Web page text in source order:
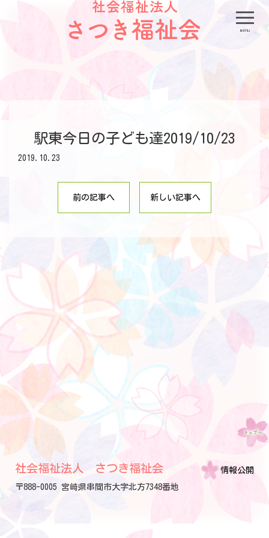
menu
駅東今日の子ども達2019/10/23
2019.10.23
前の記事へ 新しい記事へ
社会福祉法人 さつき福祉会
〒888-0005 宮崎県串間市大字北方7348番地
情報公開